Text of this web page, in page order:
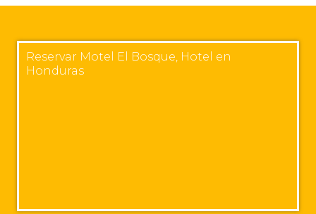
Reservar Motel El Bosque, Hotel en
Honduras